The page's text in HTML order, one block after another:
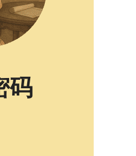
码